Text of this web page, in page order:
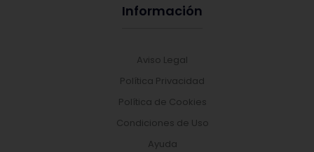
Información
Aviso Legal
Política Privacidad
Política de Cookies
Condiciones de Uso
Ayuda